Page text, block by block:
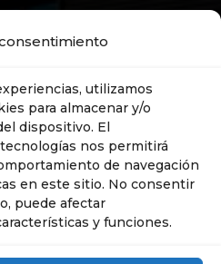
utilizamos
para almacenar y/o
dispositivo. El
nos permitirá
de navegación
en este sitio. No consentir
puede afectar
y funciones.